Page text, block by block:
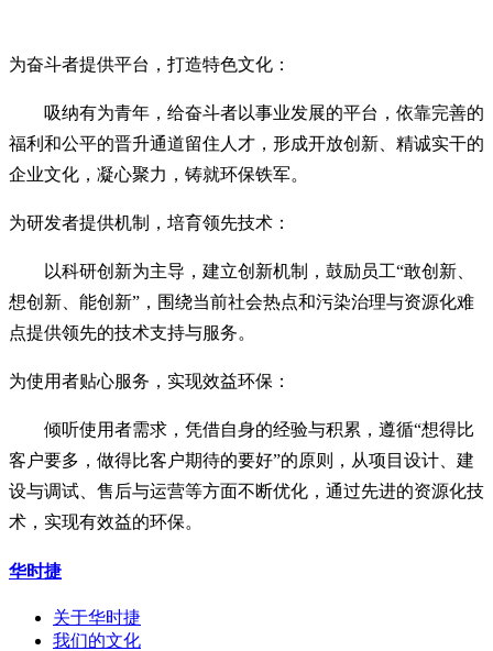
为奋斗者提供平台，打造特色文化：
吸纳有为青年，给奋斗者以事业发展的平台，依靠完善的
福利和公平的晋升通道留住人才，形成开放创新、精诚实干的
企业文化，凝心聚力，铸就环保铁军。
为研发者提供机制，培育领先技术：
以科研创新为主导，建立创新机制，鼓励员工“敢创新、
想创新、能创新”，围绕当前社会热点和污染治理与资源化难
点提供领先的技术支持与服务。
为使用者贴心服务，实现效益环保：
倾听使用者需求，凭借自身的经验与积累，遵循“想得比
客户要多，做得比客户期待的要好”的原则，从项目设计、建
设与调试、售后与运营等方面不断优化，通过先进的资源化技
术，实现有效益的环保。
华时捷
关于华时捷
我们的文化